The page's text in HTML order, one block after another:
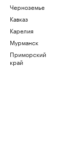
Черноземье
Кавказ
Карелия
Мурманск
Приморский
край